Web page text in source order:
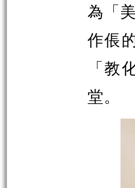
為「
作倀
「教
堂。